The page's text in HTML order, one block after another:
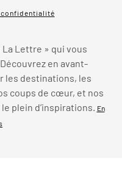
La Lettre » qui vous
en avant-
les destinations, les
coups de cœur, et nos
plein d’inspirations.
En